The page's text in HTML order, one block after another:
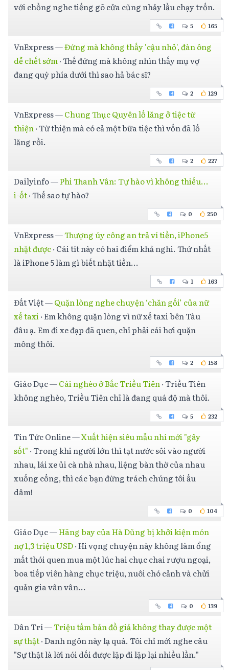
với chồng nghe tiếng gõ cửa cũng nhảy lầu chạy trốn.
5 165
VnExpress—Đứng mà không thấy 'cậu nhỏ', đàn ông
dễ chết sớm·Thế đứng mà không nhìn thấy mụ vợ
đang quỳ phía dưới thì sao hả bác sĩ?
2 129
VnExpress—Chung Thục Quyên lố lăng ở tiệc từ
thiện· Từ thiện mà có cả một bữa tiệc thì vốn đã lố
lăng rồi.
2 227
Dailyinfo—Phi Thanh Vân: Tự hào vì không thiếu...
i-ốt·Thế sao tự hào?
0 250
VnExpress—Thượng úy công an trả ví tiền, iPhone5
nhặt được· Cái tít này có hai điểm khả nghi. Thứ nhất
là iPhone 5 làm gì biết nhặt tiền...
1 163
Đất Việt—Quặn lòng nghe chuyện ‘chăn gối’ của nữ
xế taxi·Em không quặn lòng vì nữ xế taxi bên Tàu
đâu ạ. Em đi xe đạp đã quen, chỉ phải cái hơi quặn
mông thôi.
2 158
Giáo Dục—Cái nghèo ở Bắc Triều Tiên· Triều Tiên
không nghèo, Triều Tiên chỉ là đang quá độ mà thôi.
5 232
Tin Tức Online—Xuất hiện siêu mẫu nhí mới "gây
sốt" · Trong khi người lớn thì tạt nước sôi vào người
nhau, lái xe ủi cà nhà nhau, liệng bàn thờ của nhau
xuống cống, thì các bạn đừng trách chúng tôi ấu
dâm!
0 104
Giáo Dục—Hãng bay của Hà Dũng bị khởi kiện món
nợ 1,3 triệu USD·Hi vọng chuyện này không làm ổng
mất thói quen mua một lúc hai chục chai rượu ngoại,
boa tiếp viên hàng chục triệu, nuôi chó cảnh và chửi
quản gia vân vân...
0 139
Dân Trí—Triệu tấm bản đồ giả không thay được một
sự thật·Danh ngôn này lạ quá. Tôi chỉ mới nghe câu
"Sự thật là lời nói dối được lặp đi lặp lại nhiều lần."